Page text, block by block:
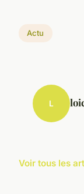
Actu
L
Voir tous les